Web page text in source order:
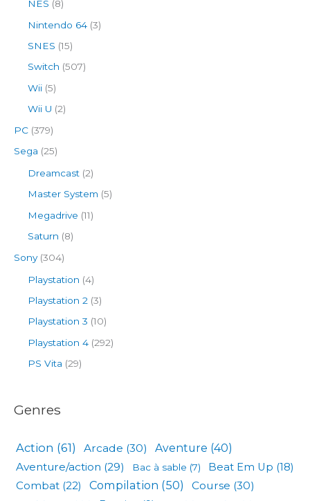
NES (8)
Nintendo 64 (3)
SNES (15)
Switch (507)
Wii (5)
Wii U (2)
PC (379)
Sega (25)
Dreamcast (2)
Master System (5)
Megadrive (11)
Saturn (8)
Sony(304)
Playstation (4)
Playstation 2 (3)
Playstation 3 (10)
Playstation 4 (292)
PS Vita (29)
Genres
Action (61) Arcade (30) Aventure (40)
Aventure/action (29) Bac à sable (7) Beat Em Up (18)
Combat (22) Compilation (50) Course (30)